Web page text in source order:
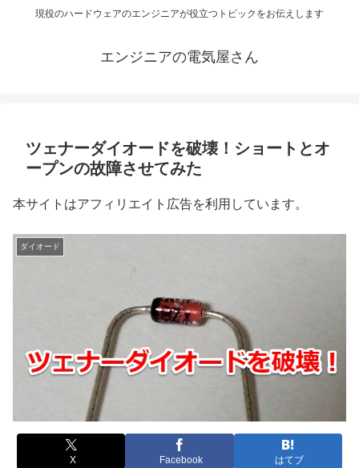
現役のハードウェアのエンジニアが役立つトピックをお伝えします
エンジニアの電気屋さん
ツェナーダイオードを破壊！ショートとオ
ープンの故障させてみた
本サイトはアフィリエイト広告を利用しています。
ダイオード
X Facebook はてブ